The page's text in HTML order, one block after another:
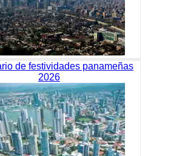
de festividades panameñas
2026